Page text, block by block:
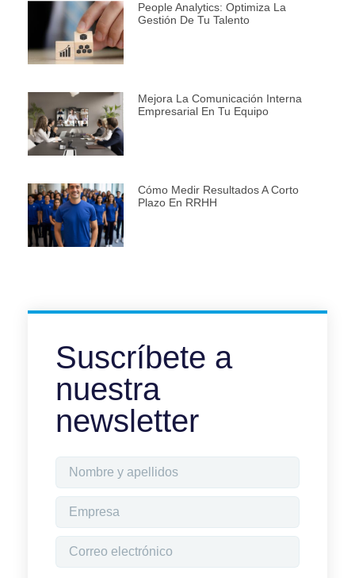
People Analytics: Optimiza La
Gestión De Tu Talento
Mejora La Comunicación Interna
Empresarial En Tu Equipo
Cómo Medir Resultados A Corto
Plazo En RRHH
Suscríbete a
nuestra
newsletter